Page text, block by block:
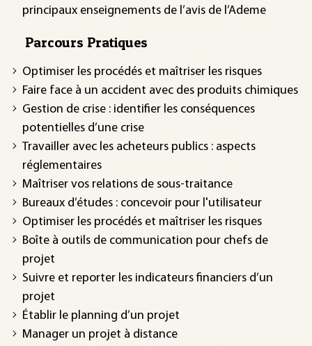
principaux enseignements de l’avis de l’Ademe
Parcours Pratiques
Optimiser les procédés et maîtriser les risques
Faire face à un accident avec des produits chimiques
Gestion de crise : identifier les conséquences
potentielles d’une crise
Travailler avec les acheteurs publics : aspects
réglementaires
Maîtriser vos relations de sous-traitance
Bureaux d’études : concevoir pour l'utilisateur
Optimiser les procédés et maîtriser les risques
Boîte à outils de communication pour chefs de
projet
Suivre et reporter les indicateurs financiers d’un
projet
Établir le planning d’un projet
Manager un projet à distance